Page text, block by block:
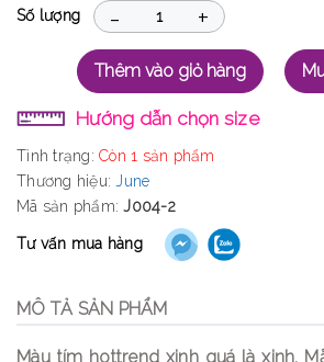
Số lượng +
-
Thêm vào giỏ hàng
Hướng dẫn chọn size
Tình trạng: Còn 1 sản phẩm
Thương hiệu: June
Mã sản phẩm:J004-2
Tư vấn mua hàng
MÔ TẢ SẢN PHẨM
Màu tím hottrend xinh quá là xinh.